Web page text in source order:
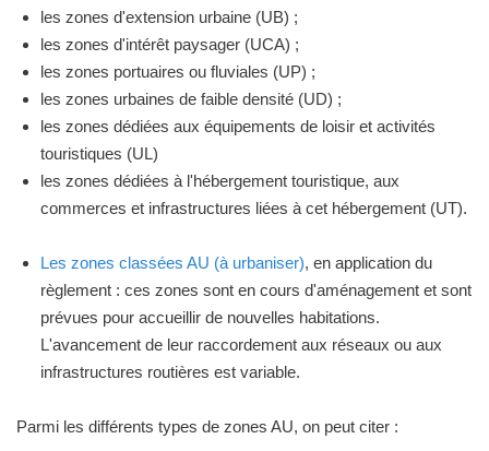
les zones d'extension urbaine (UB) ;
les zones d'intérêt paysager (UCA) ;
les zones portuaires ou fluviales (UP) ;
les zones urbaines de faible densité (UD) ;
les zones dédiées aux équipements de loisir et activités
touristiques (UL)
les zones dédiées à l'hébergement touristique, aux
commerces et infrastructures liées à cet hébergement (UT).
Les zones classées AU (à urbaniser), en application du
règlement : ces zones sont en cours d'aménagement et sont
prévues pour accueillir de nouvelles habitations.
L'avancement de leur raccordement aux réseaux ou aux
infrastructures routières est variable.
Parmi les différents types de zones AU, on peut citer :